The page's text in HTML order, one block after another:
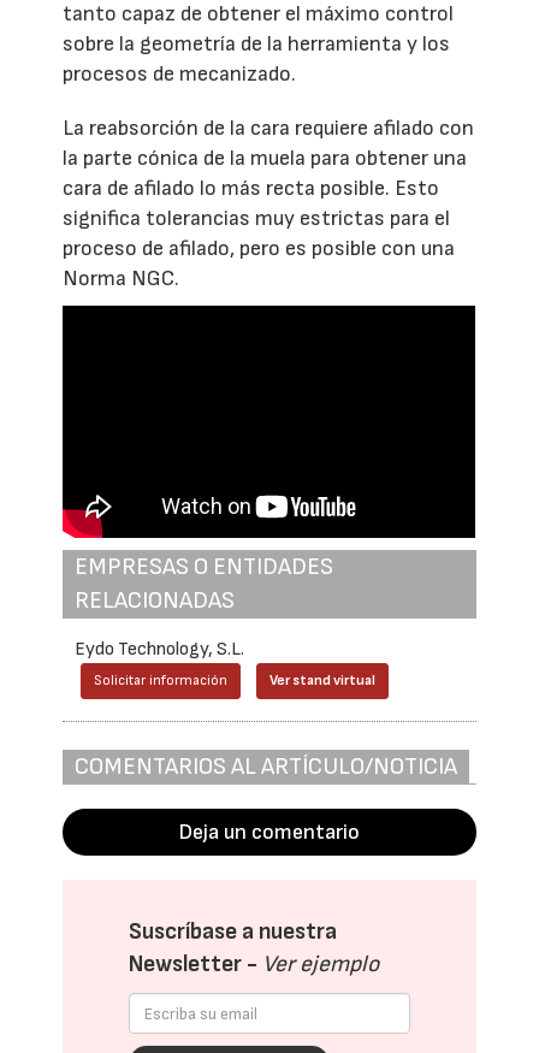
tanto capaz de obtener el máximo control
sobre la geometría de la herramienta y los
procesos de mecanizado.
La reabsorción de la cara requiere afilado con
la parte cónica de la muela para obtener una
cara de afilado lo más recta posible. Esto
significa tolerancias muy estrictas para el
proceso de afilado, pero es posible con una
Norma NGC.
EMPRESAS O ENTIDADES
RELACIONADAS
Eydo Technology, S.L.
Solicitar información Ver stand virtual
COMENTARIOS AL ARTÍCULO/NOTICIA
Deja un comentario
Suscríbase a nuestra
Newsletter - Ver ejemplo